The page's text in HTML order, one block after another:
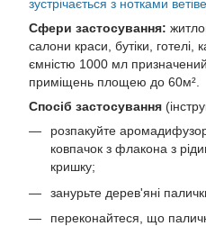
зустрічається з нотками
Сфери застосування:
салони краси, бутіки,
ємністю 1000 мл
приміщень площею до 60м².
Спосіб застосування
розпакуйте
ковпачок з флакона з
кришку;
занурьте дерев'яні
переконайтеся, що